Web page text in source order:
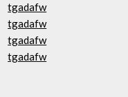
tgadafw
tgadafw
tgadafw
tgadafw